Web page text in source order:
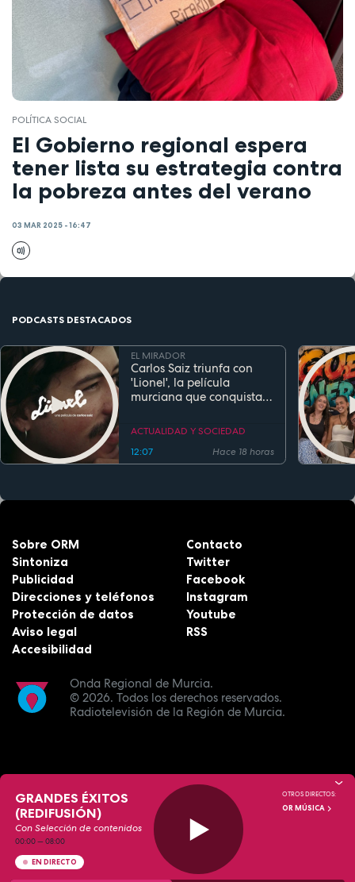
POLÍTICA SOCIAL
El Gobierno regional espera
tener lista su estrategia contra
la pobreza antes del verano
03 MAR 2025 - 16:47
PODCASTS DESTACADOS
EL MIRADOR
Carlos Saiz triunfa con
'Lionel', la película
murciana que conquista
estreno
ACTUALIDAD Y SOCIEDAD
12:07
Hace 18 horas
Onda Regional de Murcia.
© 2026. Todos los derechos reservados.
Radiotelevisión de la Región de Murcia.
Sobre ORM
Sintoniza
Publicidad
Direcciones y teléfonos
Protección de datos
Aviso legal
Accesibilidad
Contacto
Twitter
Facebook
Instagram
Youtube
RSS
GRANDES ÉXITOS
(REDIFUSIÓN)
Con Selección de contenidos
00:00—08:00
EN DIRECTO
OTROS DIRECTOS:
OR MÚSICA